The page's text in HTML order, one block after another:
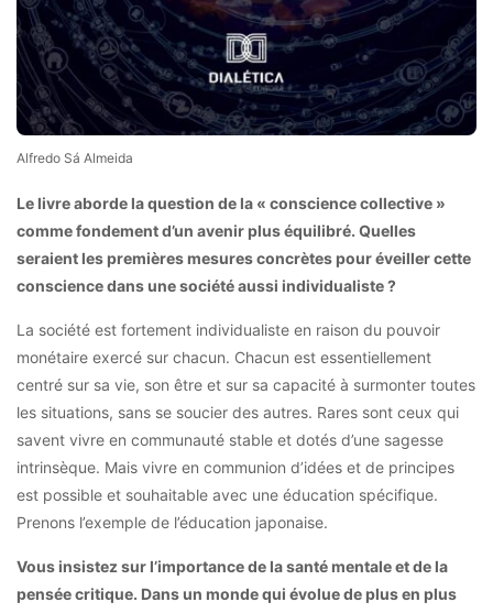
Alfredo Sá Almeida
Le livre aborde la question de la « conscience collective »
comme fondement d’un avenir plus équilibré. Quelles
seraient les premières mesures concrètes pour éveiller cette
conscience dans une société aussi individualiste ?
La société est fortement individualiste en raison du pouvoir
monétaire exercé sur chacun. Chacun est essentiellement
centré sur sa vie, son être et sur sa capacité à surmonter toutes
les situations, sans se soucier des autres. Rares sont ceux qui
savent vivre en communauté stable et dotés d’une sagesse
intrinsèque. Mais vivre en communion d’idées et de principes
est possible et souhaitable avec une éducation spécifique.
Prenons l’exemple de l’éducation japonaise.
Vous insistez sur l’importance de la santé mentale et de la
pensée critique. Dans un monde qui évolue de plus en plus